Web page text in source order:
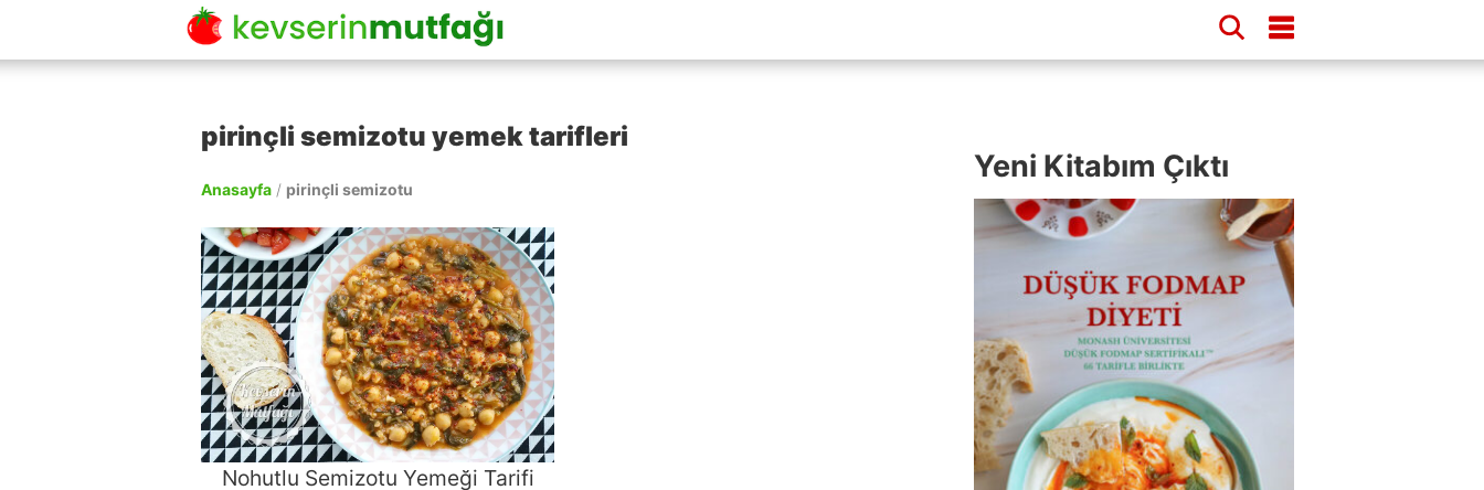
pirinçli semizotu yemek tarifleri
Anasayfa / pirinçli semizotu
Nohutlu Semizotu Yemeği Tarifi
Yeni Kitabım Çıktı